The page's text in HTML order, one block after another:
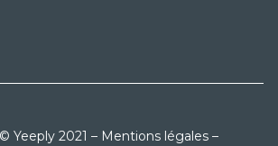
Yeeply 2021 – Mentions légales –